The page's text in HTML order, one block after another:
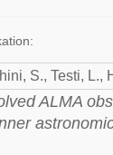
S., Testi, L.,
ALMA